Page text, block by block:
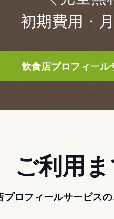
初期費用・
飲食店プロフィー
ご利用
プロフィールサービス